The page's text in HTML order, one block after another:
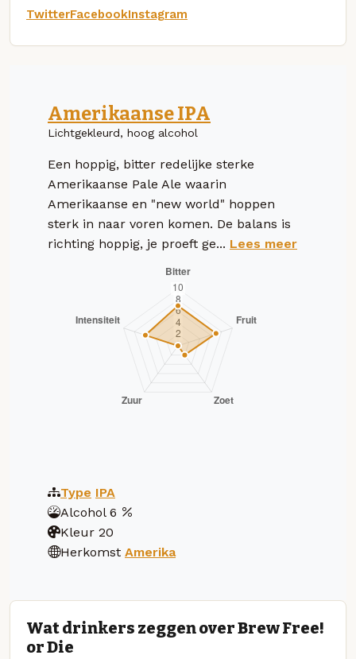
TwitterFacebookInstagram
Amerikaanse IPA
Lichtgekleurd, hoog alcohol
Een hoppig, bitter redelijke sterke
Amerikaanse Pale Ale waarin
Amerikaanse en "new world" hoppen
sterk in naar voren komen. De balans is
richting hoppig, je proeft ge... Lees meer
Type IPA
Alcohol 6
Kleur 20
Herkomst Amerika
Wat drinkers zeggen over Brew Free!
or Die